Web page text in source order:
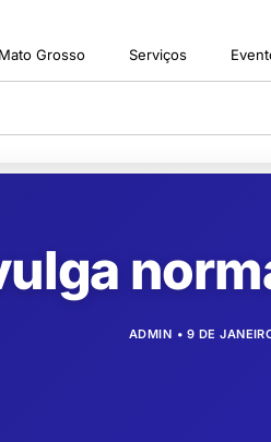
Mato Grosso Serviços
ADMIN 9 DE